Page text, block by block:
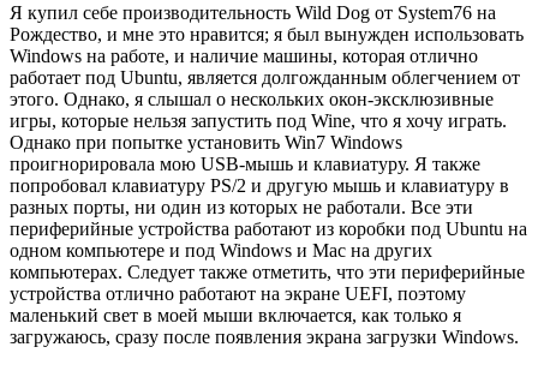
Я купил себе производительность Wild Dog от System76 на
Рождество, и мне это нравится; я был вынужден использовать
Windows на работе, и наличие машины, которая отлично
работает под Ubuntu, является долгожданным облегчением от
этого. Однако, я слышал о нескольких окон-эксклюзивные
игры, которые нельзя запустить под Wine, что я хочу играть.
Однако при попытке установить Win7 Windows
проигнорировала мою USB-мышь и клавиатуру. Я также
попробовал клавиатуру PS/2 и другую мышь и клавиатуру в
разных порты, ни один из которых не работали. Все эти
периферийные устройства работают из коробки под Ubuntu на
одном компьютере и под Windows и Mac на других
компьютерах. Следует также отметить, что эти периферийные
устройства отлично работают на экране UEFI, поэтому
маленький свет в моей мыши включается, как только я
загружаюсь, сразу после появления экрана загрузки Windows.